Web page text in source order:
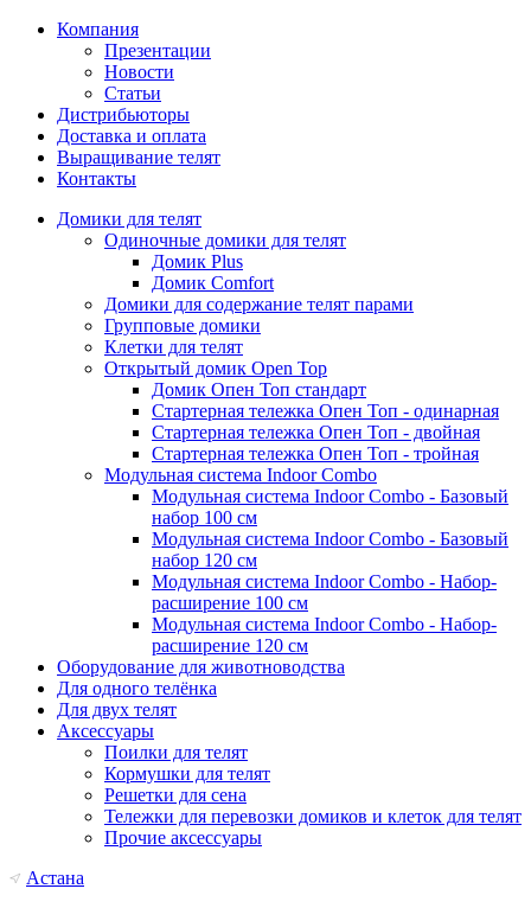
Компания
Презентации
Новости
Статьи
Дистрибьюторы
Доставка и оплата
Выращивание телят
Контакты
Домики для телят
Одиночные домики для телят
Домик Plus
Домик Comfort
Домики для содержание телят парами
Групповые домики
Клетки для телят
Открытый домик Open Top
Домик Опен Топ стандарт
Стартерная тележка Опен Топ - одинарная
Стартерная тележка Опен Топ - двойная
Стартерная тележка Опен Топ - тройная
Модульная система Indoor Combo
Модульная система Indoor Combo - Базовый
набор 100 см
Модульная система Indoor Combo - Базовый
набор 120 см
Модульная система Indoor Combo - Набор-
расширение 100 см
Модульная система Indoor Combo - Набор-
расширение 120 см
Оборудование для животноводства
Для одного телёнка
Для двух телят
Аксессуары
Поилки для телят
Кормушки для телят
Решетки для сена
Тележки для перевозки домиков и клеток для телят
Прочие аксессуары
Астана